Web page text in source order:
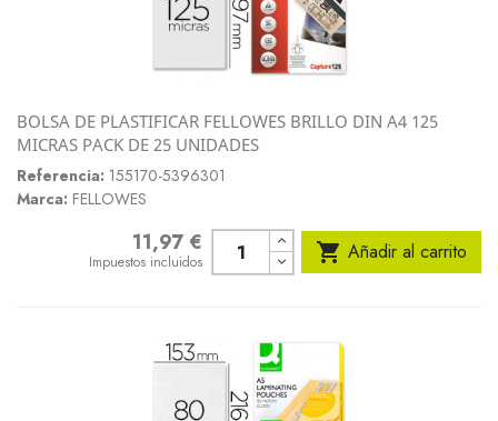
BOLSA DE PLASTIFICAR FELLOWES BRILLO DIN A4 125
MICRAS PACK DE 25 UNIDADES
Referencia: 155170-5396301
Marca: FELLOWES
11,97 €
Impuestos incluidos  Añadir al carrito